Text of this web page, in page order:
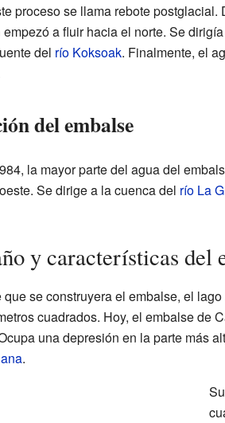
proceso se llama rebote postglacial.
empezó a fluir hacia el norte. Se
del río Koksoak. Finalmente, el
del embalse
la mayor parte del agua del
Se dirige a la cuenca del río La
y características del
que se construyera el embalse, el
cuadrados. Hoy, el embalse de
una depresión en la parte más
.